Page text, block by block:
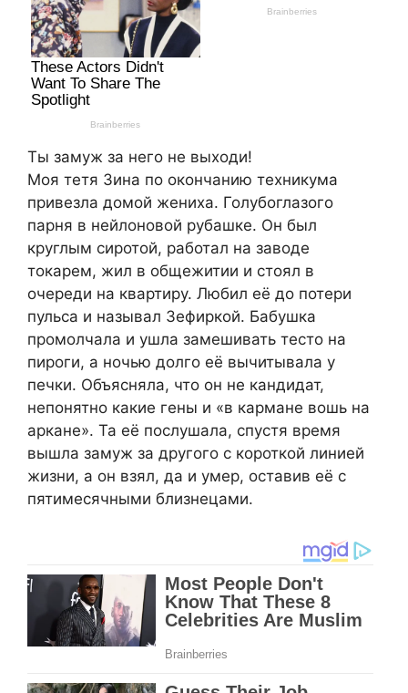
Ты замуж за него не выходи!
Моя тетя Зина по окончанию техникума
привезла домой жениха. Голубоглазого
парня в нейлоновой рубашке. Он был
круглым сиротой, работал на заводе
токарем, жил в общежитии и стоял в
очереди на квартиру. Любил её до потери
пульса и называл Зефиркой. Бабушка
промолчала и ушла замешивать тесто на
пироги, а ночью долго её вычитывала у
печки. Объясняла, что он не кандидат,
непонятно какие гены и «в кармане вошь на
аркане». Та её послушала, спустя время
вышла замуж за другого с короткой линией
жизни, а он взял, да и умер, оставив её с
пятимесячными близнецами.